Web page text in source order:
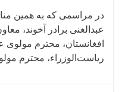
آورد
در مراسمی که به همین
عبدالغنی برادر آخوند،
افغانستان، محترم مولوی
ریاست‌الوزراء، محترم